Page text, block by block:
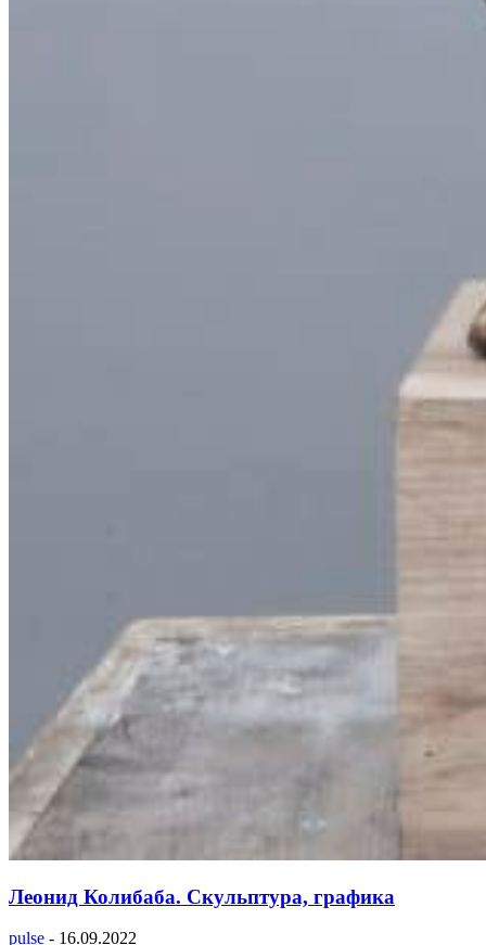
Леонид Колибаба. Скульптура, графика
pulse - 16.09.2022